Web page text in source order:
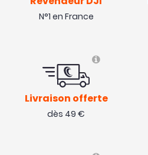
N°1 en France
Livraison offerte
dès 49 €